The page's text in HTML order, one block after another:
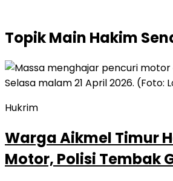
TopikMain Hakim
Hukrim
Warga Aikmel Timur
Motor, Polisi Tembak